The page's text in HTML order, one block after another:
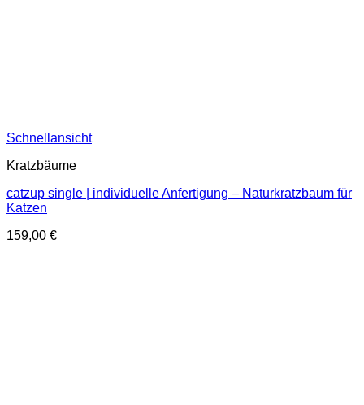
Schnellansicht
Kratzbäume
catzup single | individuelle Anfertigung – Naturkratzbaum für
Katzen
159,00 €